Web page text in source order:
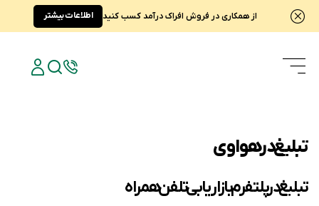
از همکاری در فروش افراک درآمد کسب کنید اطلاعات بیشتر
تبلیغ در هواوی
تبلیغ در پلتفرم بازاریابی تلفن همراه